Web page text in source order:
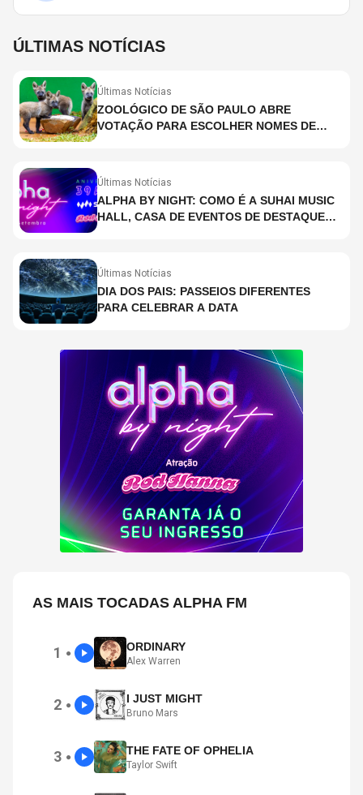
ÚLTIMAS NOTÍCIAS
Últimas Notícias
ZOOLÓGICO DE SÃO PAULO ABRE
VOTAÇÃO PARA ESCOLHER NOMES DE
Últimas Notícias
ALPHA BY NIGHT: COMO É A SUHAI MUSIC
HALL, CASA DE EVENTOS DE DESTAQUE
Últimas Notícias
DIA DOS PAIS: PASSEIOS DIFERENTES
PARA CELEBRAR A DATA
AS MAIS TOCADAS ALPHA FM
1 ● ORDINARY
Alex Warren
2 ● I JUST MIGHT
Bruno Mars
3 ● THE FATE OF OPHELIA
Taylor Swift